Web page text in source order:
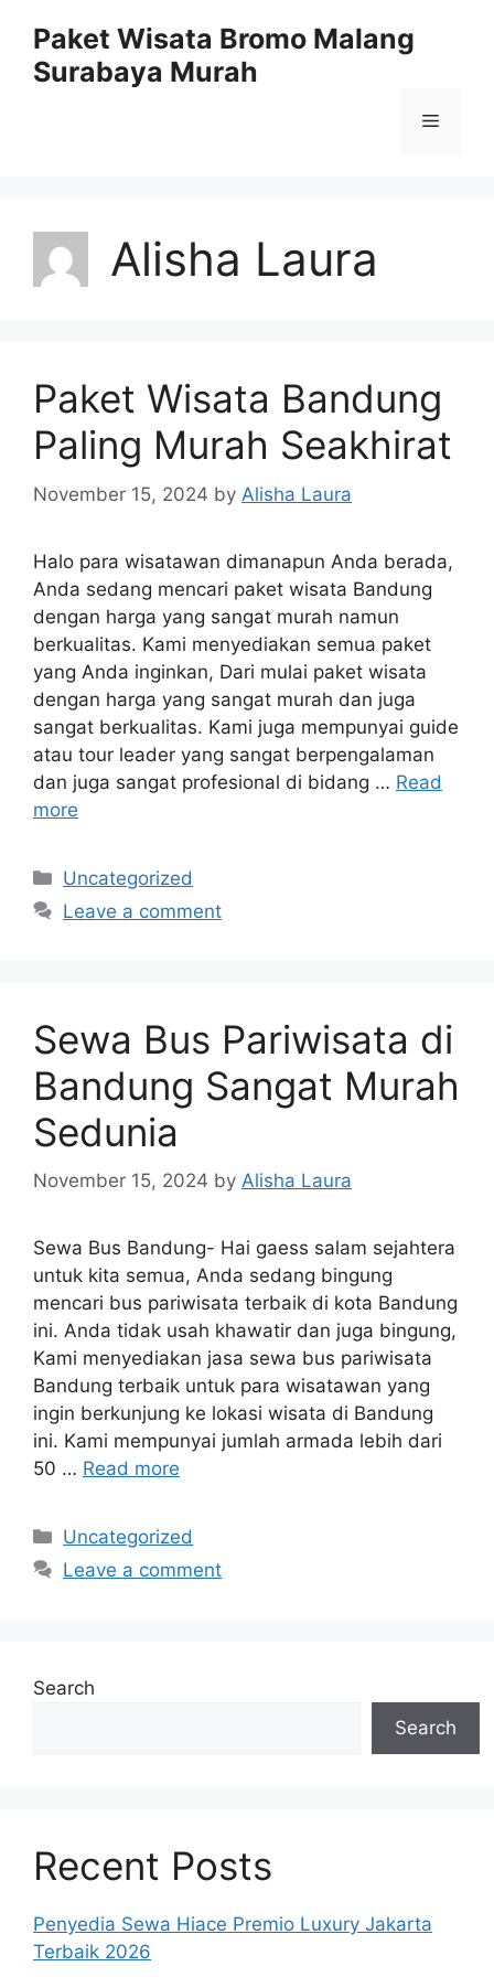
content
Paket Wisata Bromo Malang
Surabaya Murah
Menu
Alisha Laura
Paket Wisata Bandung
Paling Murah Seakhirat
November 15, 2024 by Alisha Laura
Halo para wisatawan dimanapun Anda berada,
Anda sedang mencari paket wisata Bandung
dengan harga yang sangat murah namun
berkualitas. Kami menyediakan semua paket
yang Anda inginkan, Dari mulai paket wisata
dengan harga yang sangat murah dan juga
sangat berkualitas. Kami juga mempunyai guide
atau tour leader yang sangat berpengalaman
dan juga sangat profesional di bidang … Read
more
Categories
Uncategorized
Leave a comment
Sewa Bus Pariwisata di
Bandung Sangat Murah
Sedunia
November 15, 2024 by Alisha Laura
Sewa Bus Bandung- Hai gaess salam sejahtera
untuk kita semua, Anda sedang bingung
mencari bus pariwisata terbaik di kota Bandung
ini. Anda tidak usah khawatir dan juga bingung,
Kami menyediakan jasa sewa bus pariwisata
Bandung terbaik untuk para wisatawan yang
ingin berkunjung ke lokasi wisata di Bandung
ini. Kami mempunyai jumlah armada lebih dari
50 … Read more
Categories
Uncategorized
Leave a comment
Search
Search
Recent Posts
Penyedia Sewa Hiace Premio Luxury Jakarta
Terbaik 2026